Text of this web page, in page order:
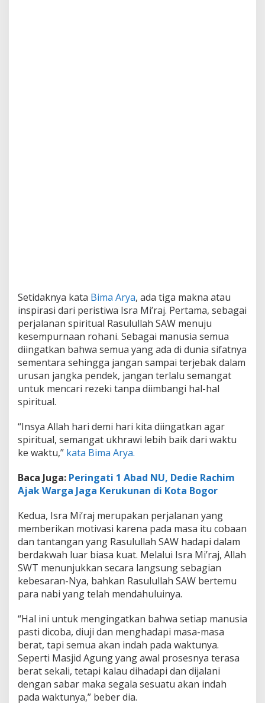
Setidaknya kata Bima Arya, ada tiga makna atau
inspirasi dari peristiwa Isra Mi’raj. Pertama, sebagai
perjalanan spiritual Rasulullah SAW menuju
kesempurnaan rohani. Sebagai manusia semua
diingatkan bahwa semua yang ada di dunia sifatnya
sementara sehingga jangan sampai terjebak dalam
urusan jangka pendek, jangan terlalu semangat
untuk mencari rezeki tanpa diimbangi hal-hal
spiritual.
“Insya Allah hari demi hari kita diingatkan agar
spiritual, semangat ukhrawi lebih baik dari waktu
ke waktu,” kata Bima Arya.
Baca Juga: Peringati 1 Abad NU, Dedie Rachim
Ajak Warga Jaga Kerukunan di Kota Bogor
Kedua, Isra Mi’raj merupakan perjalanan yang
memberikan motivasi karena pada masa itu cobaan
dan tantangan yang Rasulullah SAW hadapi dalam
berdakwah luar biasa kuat. Melalui Isra Mi’raj, Allah
SWT menunjukkan secara langsung sebagian
kebesaran-Nya, bahkan Rasulullah SAW bertemu
para nabi yang telah mendahuluinya.
“Hal ini untuk mengingatkan bahwa setiap manusia
pasti dicoba, diuji dan menghadapi masa-masa
berat, tapi semua akan indah pada waktunya.
Seperti Masjid Agung yang awal prosesnya terasa
berat sekali, tetapi kalau dihadapi dan dijalani
dengan sabar maka segala sesuatu akan indah
pada waktunya,” beber dia.